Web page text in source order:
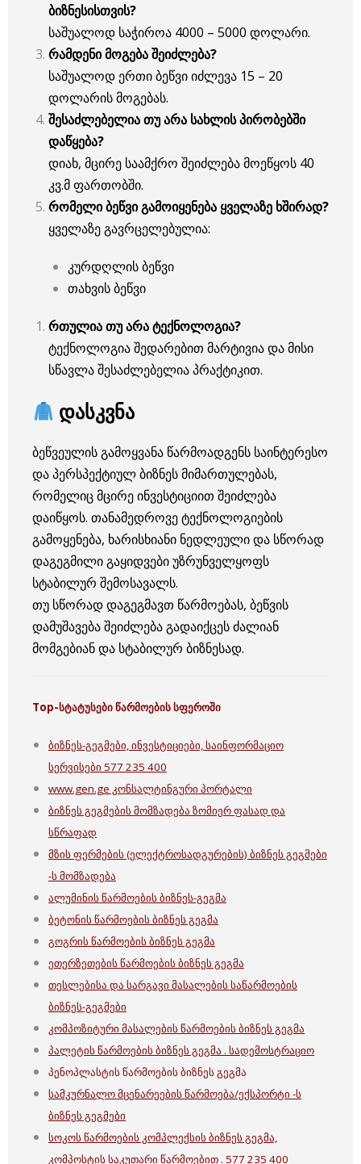
ბიზნესისთვის?
საშუალოდ საჭიროა 4000 – 5000 დოლარი.
რამდენი მოგება შეიძლება?
საშუალოდ ერთი ბეწვი იძლევა 15 – 20
დოლარის მოგებას.
შესაძლებელია თუ არა სახლის პირობებში
დაწყება?
დიახ, მცირე საამქრო შეიძლება მოეწყოს 40
კვ.მ ფართობში.
რომელი ბეწვი გამოიყენება ყველაზე ხშირად?
ყველაზე გავრცელებულია:
კურდღლის ბეწვი
თახვის ბეწვი
რთულია თუ არა ტექნოლოგია?
ტექნოლოგია შედარებით მარტივია და მისი
სწავლა შესაძლებელია პრაქტიკით.
დასკვნა
ბეწვეულის გამოყვანა წარმოადგენს საინტერესო
და პერსპექტიულ ბიზნეს მიმართულებას,
რომელიც მცირე ინვესტიციით შეიძლება
დაიწყოს. თანამედროვე ტექნოლოგიების
გამოყენება, ხარისხიანი ნედლეული და სწორად
დაგეგმილი გაყიდვები უზრუნველყოფს
სტაბილურ შემოსავალს.
თუ სწორად დაგეგმავთ წარმოებას, ბეწვის
დამუშავება შეიძლება გადაიქცეს ძალიან
მომგებიან და სტაბილურ ბიზნესად.
Top-სტატუსები წარმოების სფეროში
ბიზნეს-გეგმები, ინვესტიციები, საინფორმაციო
სერვისები 577 235 400
www.gen.ge კონსალტინგური პორტალი
ბიზნეს გეგმების მომზადება ზომიერ ფასად და
სწრაფად
მზის ფერმების (ელექტროსადგურების) ბიზნეს გეგმები
-ს მომზადება
ალუმინის წარმოების ბიზნეს-გეგმა
ბეტონის წარმოების ბიზნეს გეგმა
გოგრის წარმოების ბიზნეს გეგმა
ეთერზეთების წარმოების ბიზნეს გეგმა
თესლებისა და სარგავი მასალების საწარმოების
ბიზნეს-გეგმები
კომპოზიტური მასალების წარმოების ბიზნეს გეგმა
პალეტის წარმოების ბიზნეს გეგმა . სადემოსტრაციო
პენოპლასტის წარმოების ბიზნეს გეგმა
სამკურნალო მცენარეების წარმოება/ექსპორტი -ს
ბიზნეს გეგმები
სოკოს წარმოების კომპლექსის ბიზნეს გეგმა,
კომპოსტის საკუთარი წარმოებით . 577 235 400